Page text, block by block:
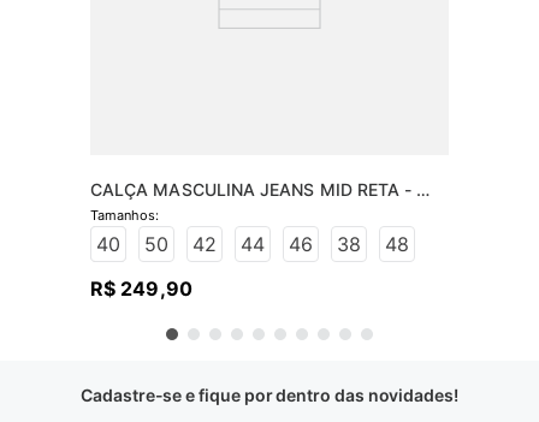
CALÇA MASCULINA JEANS MID RETA -
JEANS ESCURO
40 50 42 44 46 38
48
R$ 249,90
Cadastre-se e fique por dentro das novidades!